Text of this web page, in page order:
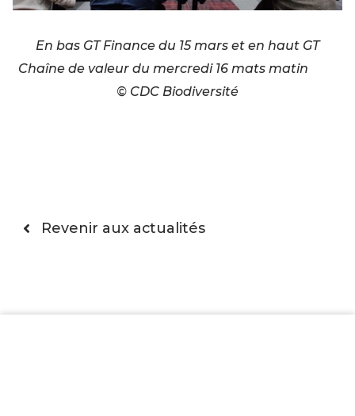
En bas GT Finance du 15 mars et en haut GT
Chaîne de valeur du mercredi 16 mats matin
© CDC Biodiversité
Revenir aux actualités